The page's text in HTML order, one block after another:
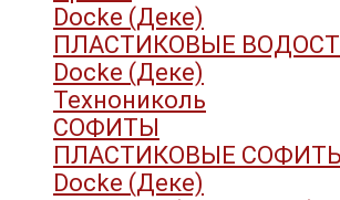
Docke (Деке)
ПЛАСТИКОВЫЕ
Docke (Деке)
Технониколь
СОФИТЫ
ПЛАСТИКОВЫЕ
Docke (Деке)